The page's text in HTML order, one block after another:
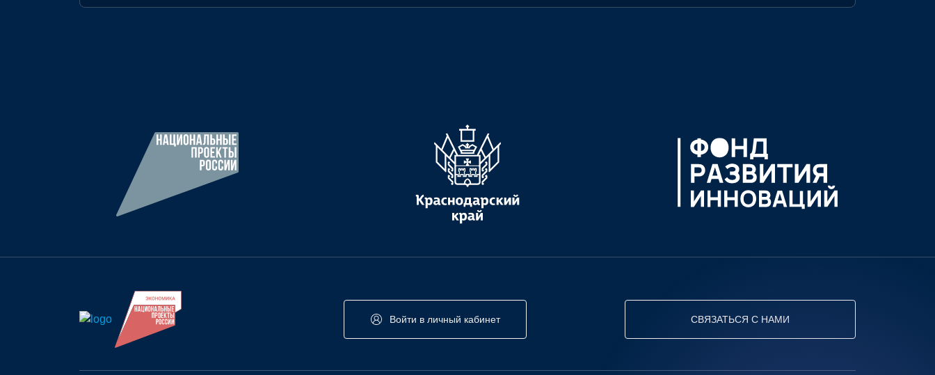
Войти в личный кабинет СВЯЗАТЬСЯ С НАМИ